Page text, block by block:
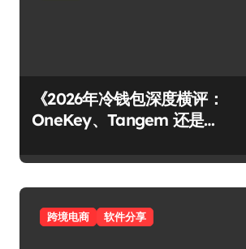
《2026年冷钱包深度横评：
OneKey、Tangem 还是
垒？》
跨境电商 软件分享